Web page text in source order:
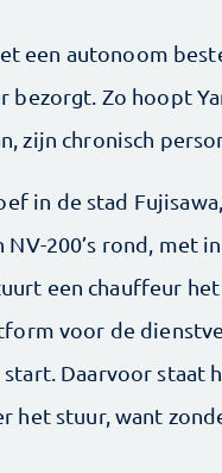
een autonoom
Zo hoopt
zijn chronisch
in de stad
200’s rond, met
een chauffeur
voor de
Daarvoor staat
het stuur, want